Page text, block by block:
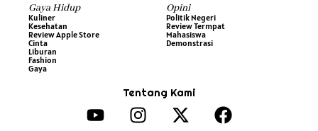
Gaya Hidup
Kuliner
Kesehatan
Review Apple Store
Cinta
Liburan
Fashion
Gaya
Opini
Politik Negeri
Review Termpat
Mahasiswa
Demonstrasi
Tentang Kami